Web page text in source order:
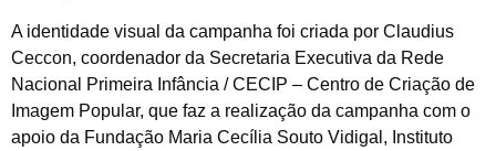
A identidade visual da campanha foi criada por Claudius
Ceccon, coordenador da Secretaria Executiva da Rede
Nacional Primeira Infância / CECIP – Centro de Criação de
Imagem Popular, que faz a realização da campanha com o
apoio da Fundação Maria Cecília Souto Vidigal, Instituto